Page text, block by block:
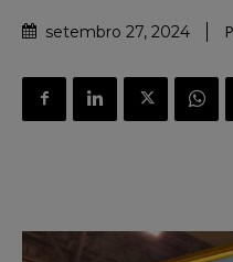
setembro 27, 2024